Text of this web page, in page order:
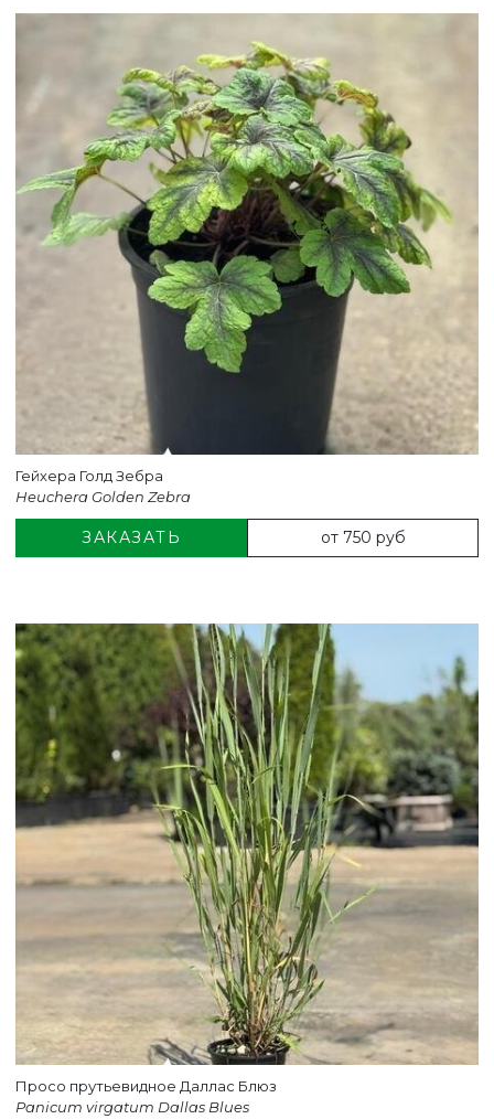
Гейхера Голд Зебра
Heuchera Golden Zebra
ЗАКАЗАТЬ от 750 руб
Просо прутьевидное Даллас Блюз
Panicum virgatum Dallas Blues